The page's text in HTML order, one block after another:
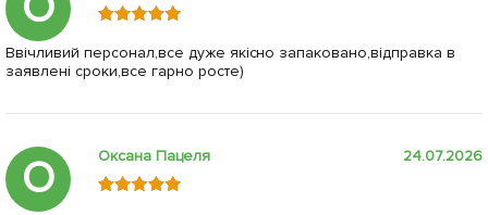
Ввічливий персонал,все дуже якісно запаковано,відправка в
заявлені сроки,все гарно росте)
О Оксана Пацеля 24.07.2026